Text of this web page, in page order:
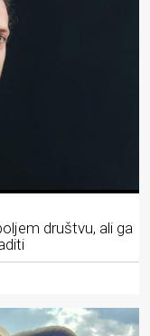
društvu, ali ga